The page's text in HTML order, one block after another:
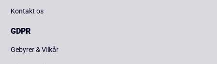
Kontakt os
GDPR
Gebyrer & Vilkår